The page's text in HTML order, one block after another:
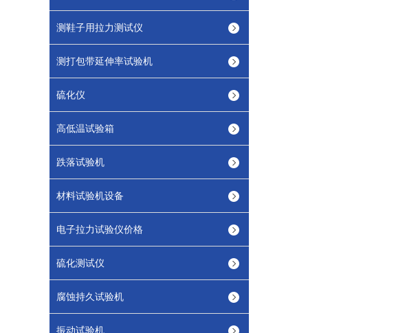
测鞋子用拉力测试仪
测打包带延伸率试验机
硫化仪
高低温试验箱
跌落试验机
材料试验机设备
电子拉力试验仪价格
硫化测试仪
腐蚀持久试验机
振动试验机